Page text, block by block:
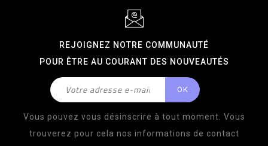
REJOIGNEZ NOTRE COMMUNAUTÉ
POUR ÊTRE AU COURANT DES NOUVEAUTÉS
Vous pouvez vous désinscrire à tout moment. Vous
trouverez pour cela nos informations de contact